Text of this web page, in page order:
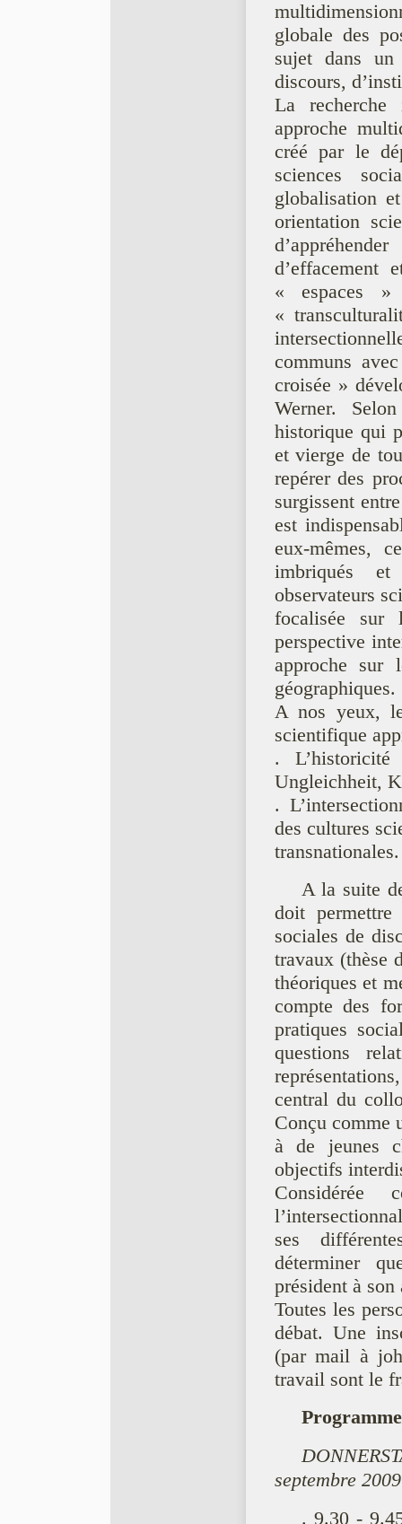
globale des
sujet dans un
discours,
La
approche
créé par le
sciences
globalisation
orientation
d’effacement
« espaces »
«
communs
croisée »
Werner.
historique qui
et vierge de
repérer des
surgissent
est
eux-mêmes,
imbriqués
observateurs
focalisée sur
perspective
approche sur
géographiques.
A nos yeux,
scientifique
.
Ungleichheit,
.
des cultures
transnationales.
A la suite
doit permettre
sociales de
travaux (thèse
théoriques et
compte des
pratiques
questions
central du
Conçu comme
à de jeunes
objectifs
ses
déterminer
président à son
Toutes les
débat. Une
(par mail à
travail sont le
septembre
. 9.30 -